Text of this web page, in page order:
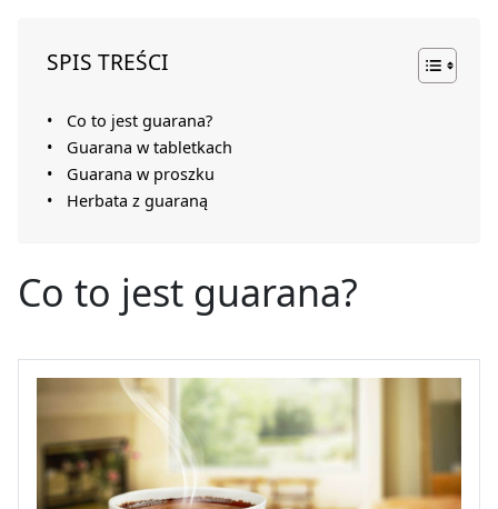
SPIS TREŚCI
Co to jest guarana?
Guarana w tabletkach
Guarana w proszku
Herbata z guaraną
Co to jest guarana?